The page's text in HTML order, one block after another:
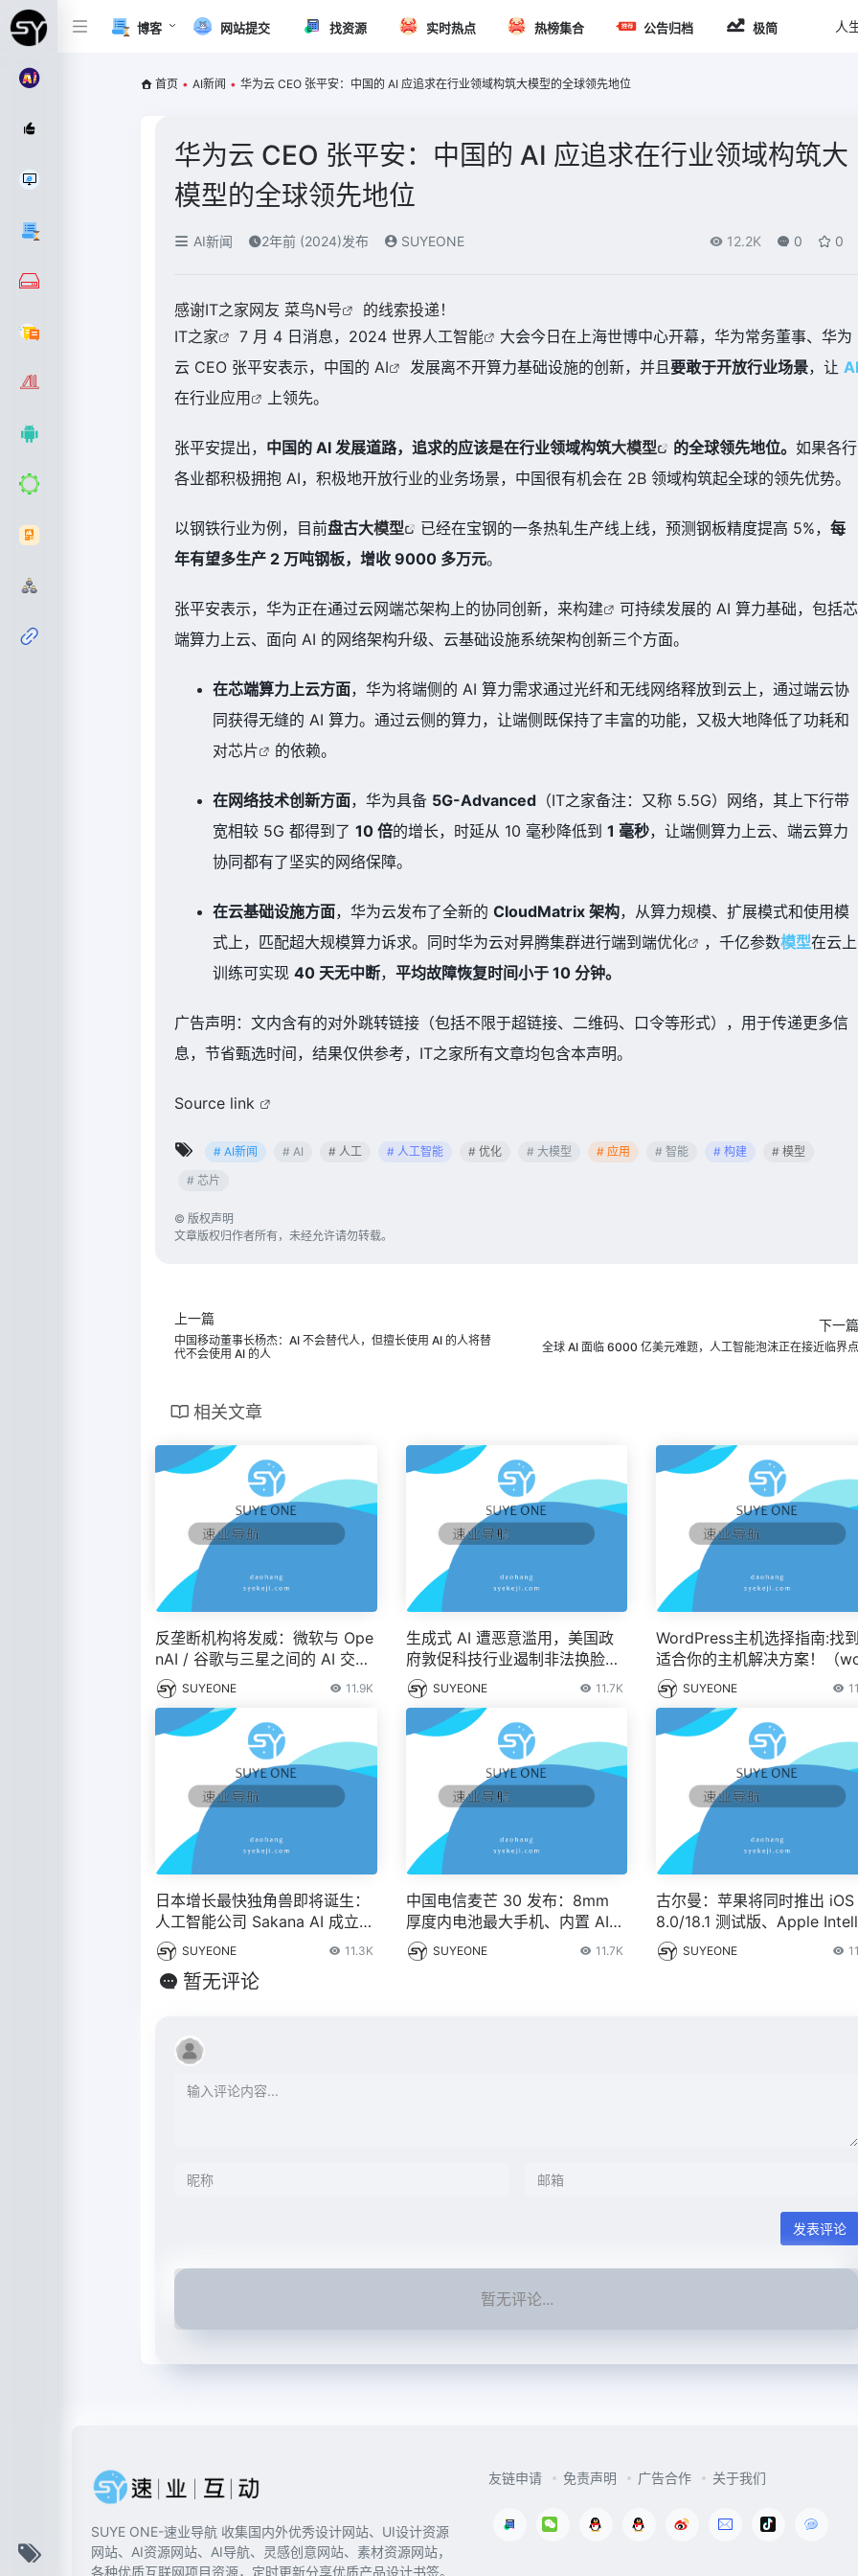
博客 网站提交 找资源 实时热点 热榜集合 公告归档 极简 人
首页 • AI新闻 • 华为云 CEO 张平安：中国的 AI 应追求在行业领域构筑大模型的全球领先地位
华为云 CEO 张平安：中国的 AI 应追求在行业领域构筑大
模型的全球领先地位
AI新闻 2年前 (2024)发布 SUYEONE 12.2K 0 0
感谢IT之家网友 菜鸟N号
的线索投递！
IT之家
7 月 4 日消息，2024 世界人工智能
大会今日在上海世博中心开幕，华为常务董事、华为
云 CEO 张平安表示，中国的 AI 发展离不开算力基础设施的创新，并且要敢于开放行业场景，让 AI
在行业应用 上领先。
张平安提出， 中国的 AI 发展道路，追求的应该是在行业领域构筑大模型 的全球领先地位。 如果各行
各业都积极拥抱 AI，积极地开放行业的业务场景，中国很有机会在 2B 领域构筑起全球的领先优势。
以钢铁行业为例，目前盘古大模型 已经在宝钢的一条热轧生产线上线，预测钢板精度提高 5%， 每
年有望多生产 2 万吨钢板，增收 9000 多万元。
张平安表示，华为正在通过云网端芯架构上的协同创新，来构建
可持续发展的 AI 算力基础，包括芯
端算力上云、面向 AI 的网络架构升级、云基础设施系统架构创新三个方面。
在芯端算力上云方面，华为将端侧的 AI 算力需求通过光纤和无线网络释放到云上，通过端云协
同获得无缝的 AI 算力。通过云侧的算力，让端侧既保持了丰富的功能，又极大地降低了功耗和
对芯片 的依赖。
在网络技术创新方面，华为具备 5G-Advanced （IT之家备注：又称 5.5G）网络，其上下行带
宽相较 5G 都得到了 10 倍的增长，时延从 10 毫秒降低到 1 毫秒，让端侧算力上云、端云算力
协同都有了坚实的网络保障。
在云基础设施方面，华为云发布了全新的 CloudMatrix 架构，从算力规模、扩展模式和使用模
式上，匹配超大规模算力诉求。同时华为云对昇腾集群进行端到端优化 ，千亿参数模型在云上
训练可实现 40 天无中断， 平均故障恢复时间小于 10 分钟。
广告声明：文内含有的对外跳转链接（包括不限于超链接、二维码、口令等形式），用于传递更多信
息，节省甄选时间，结果仅供参考，IT之家所有文章均包含本声明。
Source link
# AI新闻 # AI # 人工 # 人工智能 # 优化 # 大模型 # 应用 # 智能 # 构建
# 模型
# 芯片
© 版权声明
文章版权归作者所有，未经允许请勿转载。
上一篇
中国移动董事长杨杰：AI 不会替代人，但擅长使用 AI 的人将替
代不会使用 AI 的人
下一篇
全球 AI 面临 6000 亿美元难题，人工智能泡沫正在接近临界点
相关文章
反垄断机构将发威：微软与 Ope
nAI / 谷歌与三星之间的 AI 交易
受到欧盟关注
SUYEONE 11.9K
生成式 AI 遭恶意滥用，美国政
府敦促科技行业遏制非法换脸视
频传播 – IT之家
SUYEONE 11.7K
WordPress主机选择指南:找
适合你的主机解决方案！（
press托管是什么意思？)
SUYEONE
日本增长最快独角兽即将诞生：
人工智能公司 Sakana AI 成立一
年后估值 1800 亿日元
SUYEONE 11.3K
中国电信麦芒 30 发布：8mm
厚度内电池最大手机、内置 AI
星辰大模型，1999 元起
SUYEONE 11.7K
古尔曼：苹果将同时推出 iOS
8.0/18.1 测试版、Apple
ence 主要 AI 功能延至 10 月
SUYEONE
暂无评论
发表评论
暂无评论...
SUYE ONE-速业导航 收集国内外优秀设计网站、UI设计资源
网站、AI资源网站、AI导航、灵感创意网站、素材资源网站，
各种优质互联网项目资源，定时更新分享优质产品设计书签。
友链申请 免责声明 广告合作 关于我们